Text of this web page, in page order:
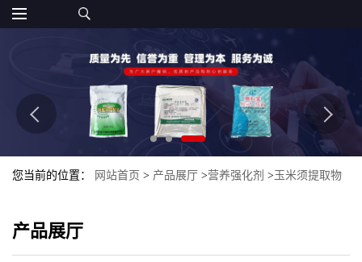
您当前的位置： 网站首页 > 产品展厅 >营养强化剂 >玉米须提取物
产品展厅